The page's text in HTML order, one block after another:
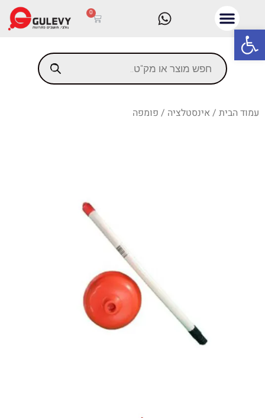
פתח סרגל נגישות
0
עמוד הבית / אינסטלציה / פומפה